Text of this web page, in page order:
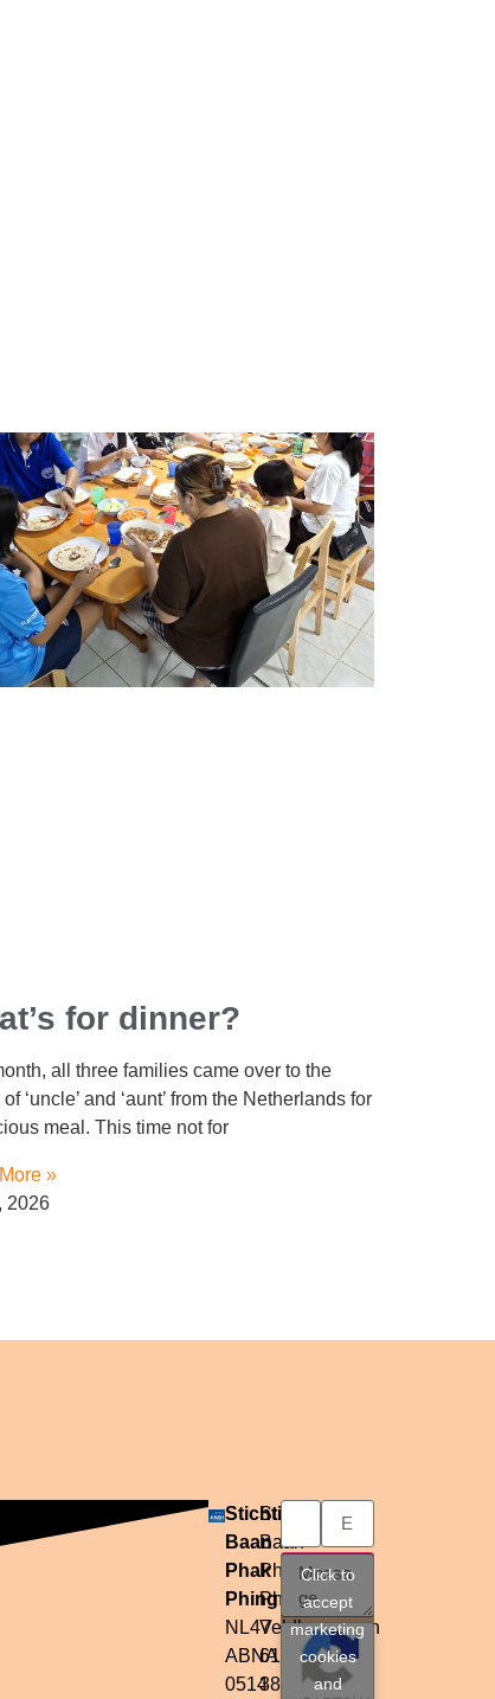
for dinner?
all three families came over to the
‘uncle’ and ‘aunt’ from the Netherlands for
meal. This time not for
»
2026
Stichting
Baan
Phak
Phing
NL47
ABNA
0514
Stichting
Baan
Phak
Phing
Veldkersmeen
61
3844RE
Click to
accept
marketing
cookies
and